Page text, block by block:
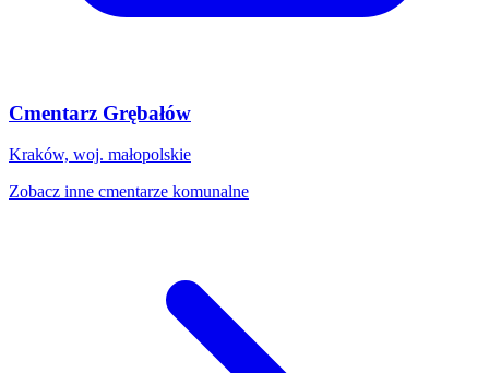
Cmentarz Grębałów
Kraków, woj. małopolskie
Zobacz inne cmentarze komunalne